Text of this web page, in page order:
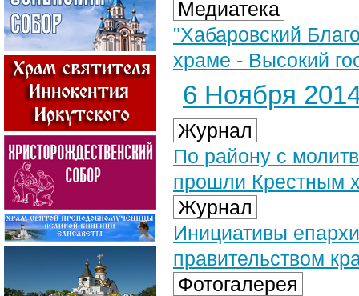
Медиатека
"Хабаровский
храме - Высокий
6 Ноября
Журнал
По району с
прошли Крестным
Журнал
Инициативы
правительством
Фотогалерея